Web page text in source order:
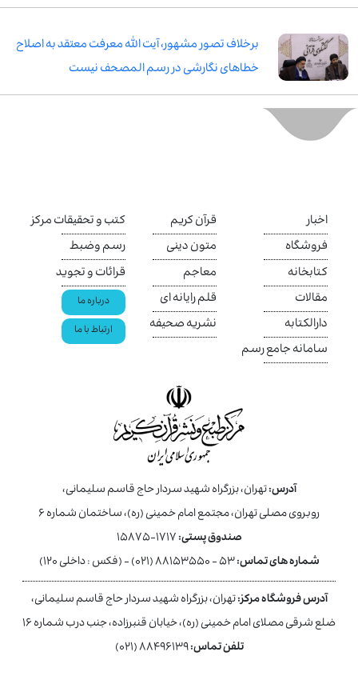
برخلاف تصور مشهور، آیت الله معرفت معتقد به اصلاح
خطاهای نگارشی در رسم المصحف نیست
اخبار
فروشگاه
کتابخانه
مقالات
دارالکتابه
سامانه جامع رسم
قرآن کریم
متون دینی
معاجم
قلم رایانه ای
نشریه صحیفه
کتب و تحقیقات مرکز
رسم وضبط
قرائات و تجوید
درباره ما
ارتباط با ما
آدرس:تهران، بزرگراه شهید سردار حاج قاسم سلیمانی،
روبروی مصلی تهران، مجتمع امام خمینی (ره)، ساختمان شماره ۶
صندوق پستی:۱۷۱۷-۱۵۸۷۵
شماره های تماس:۵۳ - ۸۸۱۵۳۵۵۰ (۰۲۱) - (فکس : داخلی ۱۲۰)
آدرس فروشگاه مرکز:تهران، بزرگراه شهید سردار حاج قاسم سلیمانی،
ضلع شرقی مصلای امام خمینی (ره)، خیابان قنبرزاده، جنب درب شماره ۱۶
تلفن تماس:۸۸۴۹۶۱۳۹ (۰۲۱)